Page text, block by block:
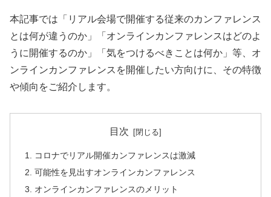
本記事では「リアル会場で開催する従来のカンファレンス
とは何が違うのか」「オンラインカンファレンスはどのよ
うに開催するのか」「気をつけるべきことは何か」等、オ
ンラインカンファレンスを開催したい方向けに、その特徴
や傾向をご紹介します。
目次
コロナでリアル開催カンファレンスは激減
可能性を見出すオンラインカンファレンス
オンラインカンファレンスのメリット